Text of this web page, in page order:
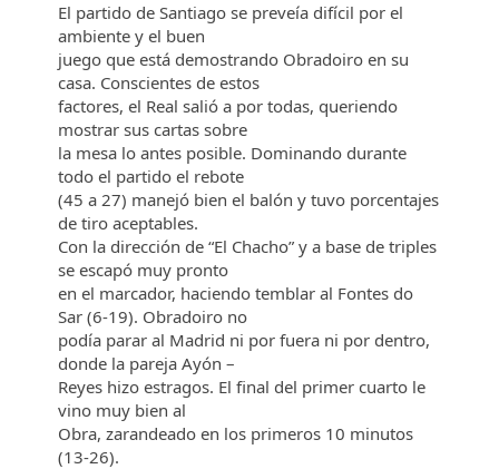
El partido de Santiago se preveía difícil por el
ambiente y el buen
juego que está demostrando Obradoiro en su
casa. Conscientes de estos
factores, el Real salió a por todas, queriendo
mostrar sus cartas sobre
la mesa lo antes posible. Dominando durante
todo el partido el rebote
(45 a 27) manejó bien el balón y tuvo porcentajes
de tiro aceptables.
Con la dirección de “El Chacho” y a base de triples
se escapó muy pronto
en el marcador, haciendo temblar al Fontes do
Sar (6-19). Obradoiro no
podía parar al Madrid ni por fuera ni por dentro,
donde la pareja Ayón –
Reyes hizo estragos. El final del primer cuarto le
vino muy bien al
Obra, zarandeado en los primeros 10 minutos
(13-26).